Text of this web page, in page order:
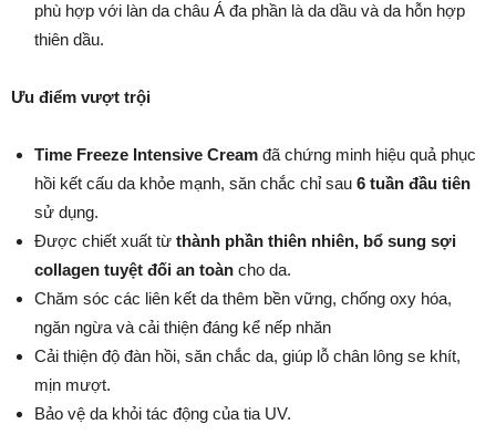
phù hợp với làn da châu Á đa phần là da dầu và da hỗn hợp
thiên dầu.
Ưu điểm vượt trội
Time Freeze Intensive Cream đã chứng minh hiệu quả phục
hồi kết cấu da khỏe mạnh, săn chắc chỉ sau 6 tuần đầu tiên
sử dụng.
Được chiết xuất từ thành phần thiên nhiên, bổ sung sợi
collagen tuyệt đối an toàn cho da.
Chăm sóc các liên kết da thêm bền vững, chống oxy hóa,
ngăn ngừa và cải thiện đáng kể nếp nhăn
Cải thiện độ đàn hồi, săn chắc da, giúp lỗ chân lông se khít,
mịn mượt.
Bảo vệ da khỏi tác động của tia UV.